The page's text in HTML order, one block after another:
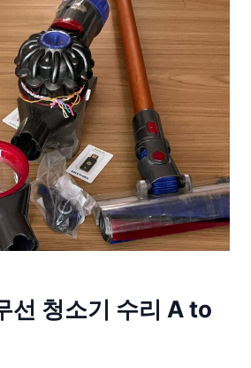
선 청소기 수리 A to